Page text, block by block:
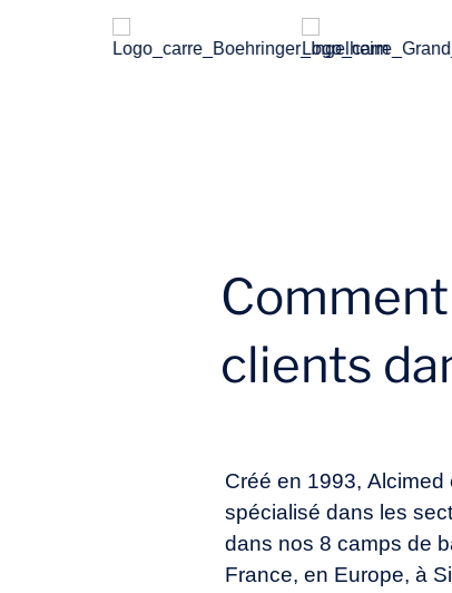
clients
Créé en 1993, Alcimed
spécialisé dans les
dans nos 8 camps de
France, en Europe, à